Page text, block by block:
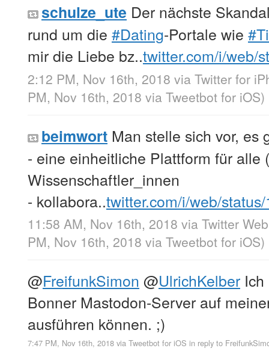
schulze_ute Der nächste
rund um die #Dating-Portale wie
mir die Liebe bz..twitter.com/i/web/
2:12 PM, Nov 16th, 2018 via Twitter for
PM, Nov 16th, 2018 via Tweetbot for iΟS)
beimwort Man stelle sich vor, es
- eine einheitliche Plattform für alle
Wissenschaftler_innen
- kollabora..twitter.com/i/web/
11:58 AM, Nov 16th, 2018 via Twitter
PM, Nov 16th, 2018 via Tweetbot for iΟS)
@FreifunkSimon @UlrichKelber
Bonner Mastodon-Server auf
ausführen können. ;)
7:47 PM, Nov 16th, 2018 via Tweetbot for iΟS in reply to